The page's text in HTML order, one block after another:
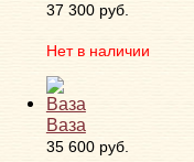
37 300 руб.
Нет в наличии
Ваза
35 600 руб.